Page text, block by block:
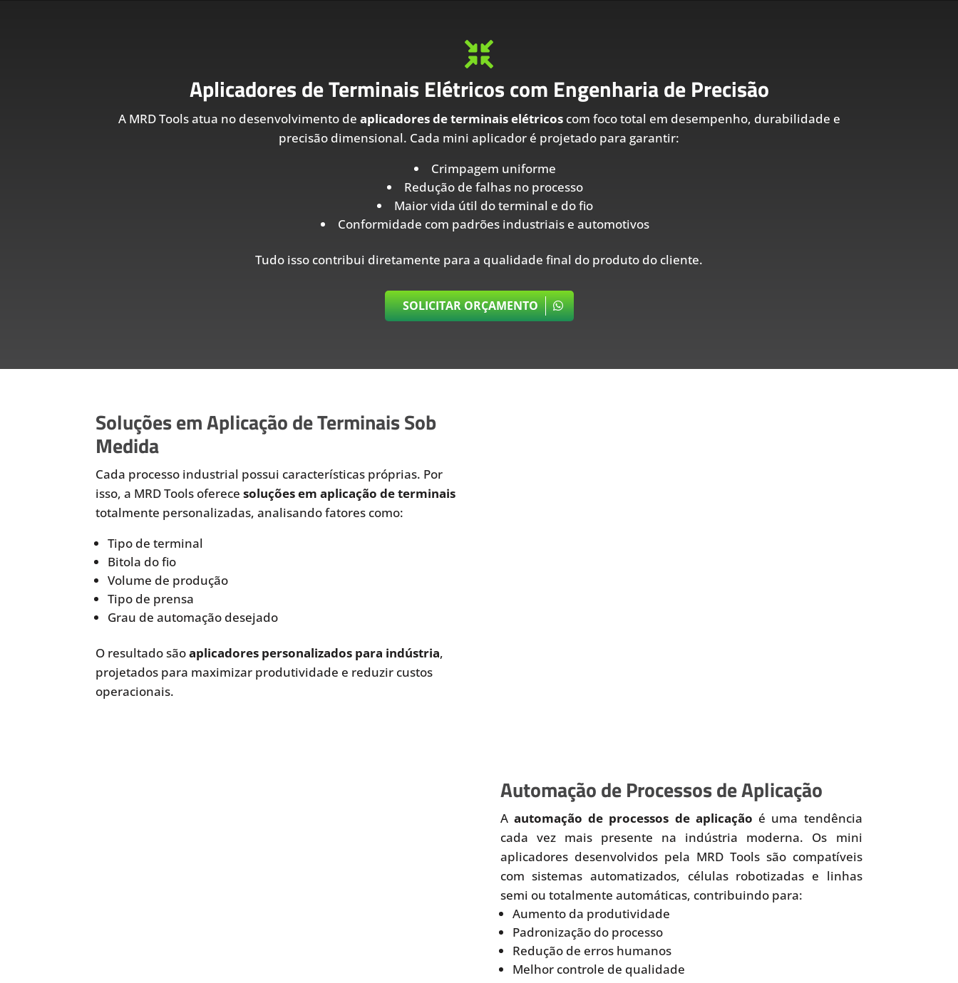

Aplicadores de Terminais Elétricos com Engenharia de Precisão
A MRD Tools atua no desenvolvimento de aplicadores de terminais elétricoscom foco total em desempenho, durabilidade e
precisão dimensional. Cada mini aplicador é projetado para garantir:
Crimpagem uniforme
Redução de falhas no processo
Maior vida útil do terminal e do fio
Conformidade com padrões industriais e automotivos
Tudo isso contribui diretamente para a qualidade final do produto do cliente.
SOLICITAR ORÇAMENTO
Soluções em Aplicação de Terminais Sob
Medida
Cada processo industrial possui características próprias. Por
isso, a MRD Tools oferecesoluções em aplicação de terminais
totalmente personalizadas, analisando fatores como:
Tipo de terminal
Bitola do fio
Volume de produção
Tipo de prensa
Grau de automação desejado
O resultado sãoaplicadores personalizados para indústria,
projetados para maximizar produtividade e reduzir custos
operacionais.
Automação de Processos de Aplicação
A automação de processos de aplicação é uma tendência
cada vez mais presente na indústria moderna. Os mini
aplicadores desenvolvidos pela MRD Tools são compatíveis
com sistemas automatizados, células robotizadas e linhas
semi ou totalmente automáticas, contribuindo para:
Aumento da produtividade
Padronização do processo
Redução de erros humanos
Melhor controle de qualidade